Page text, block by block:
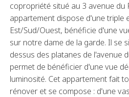
copropriété situé au 3 avenue du
appartement dispose d'une triple
Est/Sud/Ouest, bénéficie d'une
sur notre dame de la garde. Il se
dessus des platanes de l'avenue
permet de bénéficier d'une vue
luminosité. Cet appartement fait
rénover et se compose : d'une